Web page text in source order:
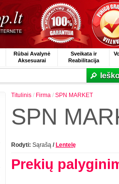
Rūbai Avalynė
Aksesuarai
Sveikata ir
Reabilitacija
Titulinis / Firma / SPN MARKET
SPN
Rodyti: Sąrašą / Lentelę
Prekių